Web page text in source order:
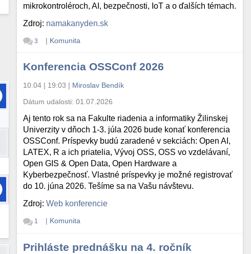
mikrokontroléroch, AI, bezpečnosti, IoT a o ďalších témach.
Zdroj: namakanyden.sk
3 | Komunita
Konferencia OSSConf 2026
10.04 | 19:03 | Miroslav Bendík
Dátum udalosti:01.07.2026
Aj tento rok sa na Fakulte riadenia a informatiky Žilinskej
Univerzity v dňoch 1-3. júla 2026 bude konať konferencia
OSSConf. Príspevky budú zaradené v sekciách: Open AI,
LATEX, R a ich priatelia, Vývoj OSS, OSS vo vzdelávaní,
Open GIS & Open Data, Open Hardware a
Kyberbezpečnosť. Vlastné príspevky je možné registrovať
do 10. júna 2026. Tešíme sa na Vašu návštevu.
Zdroj:Web konferencie
1 | Komunita
Prihláste prednášku na 4. ročník